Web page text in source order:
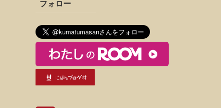
フォロー